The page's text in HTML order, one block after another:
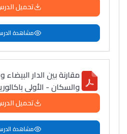
تحميل
مشاهدة
مقارنة بين الدار البيضاء
والسكان - الأولى
تحميل
مشاهدة